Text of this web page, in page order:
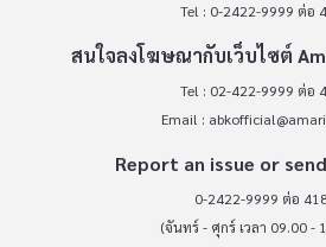
Tel : 0-2422-9999 ต่อ
สนใจลงโฆษณากับเว็บไซต์
Tel : 02-422-9999 ต่อ
Email :
Report an issue or
0-2422-9999 ต่อ
(จันทร์ - ศุกร์ เวลา 09.00 -